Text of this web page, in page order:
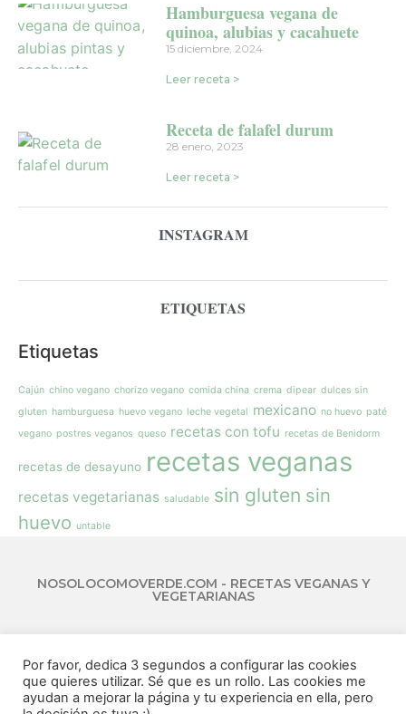
Hamburguesa vegana de
quinoa, alubias y cacahuete
15 diciembre, 2024
Leer receta >
Receta de falafel durum
28 enero, 2023
Leer receta >
INSTAGRAM
ETIQUETAS
Etiquetas
Cajún chino vegano chorizo vegano comida china crema dipear dulces sin
gluten hamburguesa huevo vegano leche vegetal mexicano no huevo paté
vegano postres veganos queso recetas con tofu recetas de Benidorm
recetas de desayuno recetas veganas
recetas vegetarianas saludable sin gluten sin
huevo untable
NOSOLOCOMOVERDE.COM - RECETAS VEGANAS Y
VEGETARIANAS
© 2018 Todos los derechos reservados. Diseñado por Marina.
Por favor, dedica 3 segundos a configurar las cookies
que quieres utilizar. Sé que es un rollo. Las cookies me
ayudan a mejorar la página y tu experiencia en ella, pero